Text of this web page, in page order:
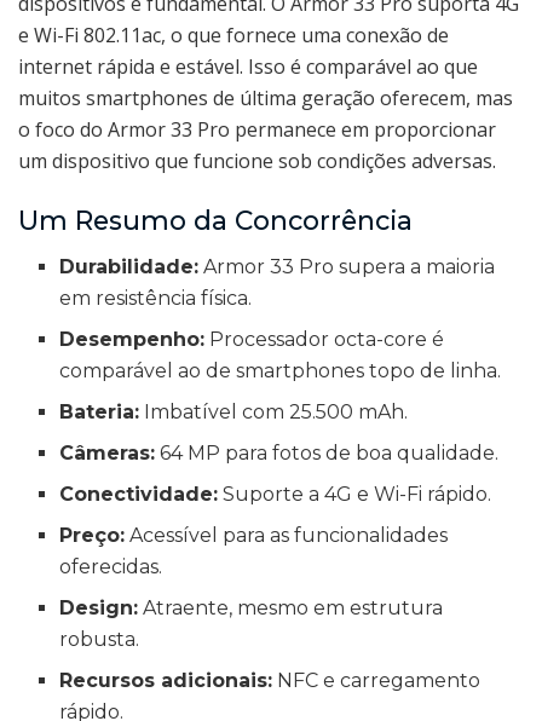
e Wi-Fi 802.11ac, o que fornece uma conexão de
internet rápida e estável. Isso é comparável ao que
muitos smartphones de última geração oferecem, mas
o foco do Armor 33 Pro permanece em proporcionar
um dispositivo que funcione sob condições adversas.
Um Resumo da Concorrência
Durabilidade: Armor 33 Pro supera a maioria
em resistência física.
Desempenho: Processador octa-core é
comparável ao de smartphones topo de linha.
Bateria: Imbatível com 25.500 mAh.
Câmeras: 64 MP para fotos de boa qualidade.
Conectividade: Suporte a 4G e Wi-Fi rápido.
Preço: Acessível para as funcionalidades
oferecidas.
Design: Atraente, mesmo em estrutura
robusta.
Recursos adicionais: NFC e carregamento
rápido.